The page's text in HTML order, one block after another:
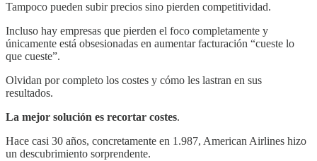
Tampoco pueden subir precios sino pierden competitividad.
Incluso hay empresas que pierden el foco completamente y
únicamente está obsesionadas en aumentar facturación “cueste lo
que cueste”.
Olvidan por completo los costes y cómo les lastran en sus
resultados.
La mejor solución es recortar costes.
Hace casi 30 años, concretamente en 1.987, American Airlines hizo
un descubrimiento sorprendente.